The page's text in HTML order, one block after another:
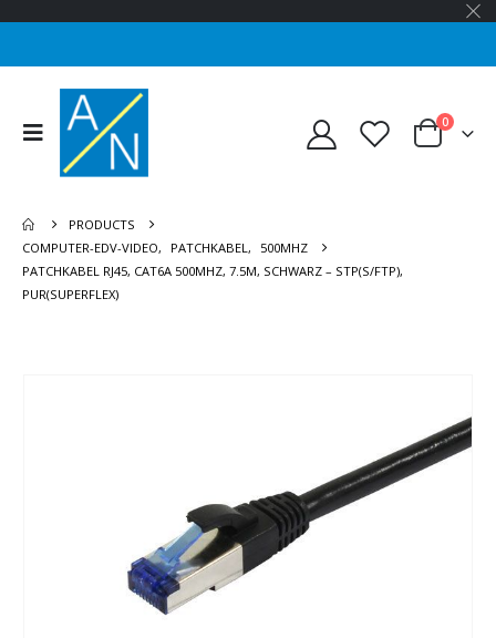
0
PRODUCTS
COMPUTER-EDV-VIDEO, PATCHKABEL,
500MHZ
PATCHKABEL RJ45, CAT6A 500MHZ, 7.5M, SCHWARZ – STP(S/FTP),
PUR(SUPERFLEX)